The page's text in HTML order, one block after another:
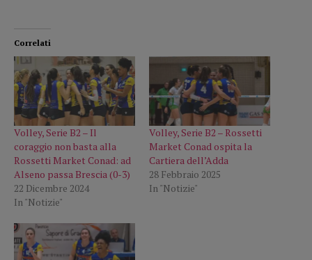
Correlati
Volley, Serie B2 – Il
coraggio non basta alla
Rossetti Market Conad: ad
Alseno passa Brescia (0-3)
22 Dicembre 2024
In "Notizie"
Volley, Serie B2 – Rossetti
Market Conad ospita la
Cartiera dell’Adda
28 Febbraio 2025
In "Notizie"